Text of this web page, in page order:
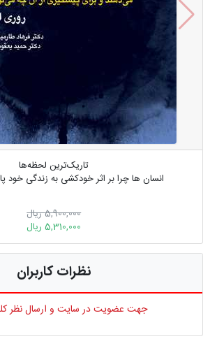
تاریک‌ترین لحظه‌ها
انسان ها چرا بر اثر خودکشی به زندگی خود
5,900,000 ریال
5,310,000 ریال
نظرات کاربران
جهت عضویت در سایت و ارسال نظر